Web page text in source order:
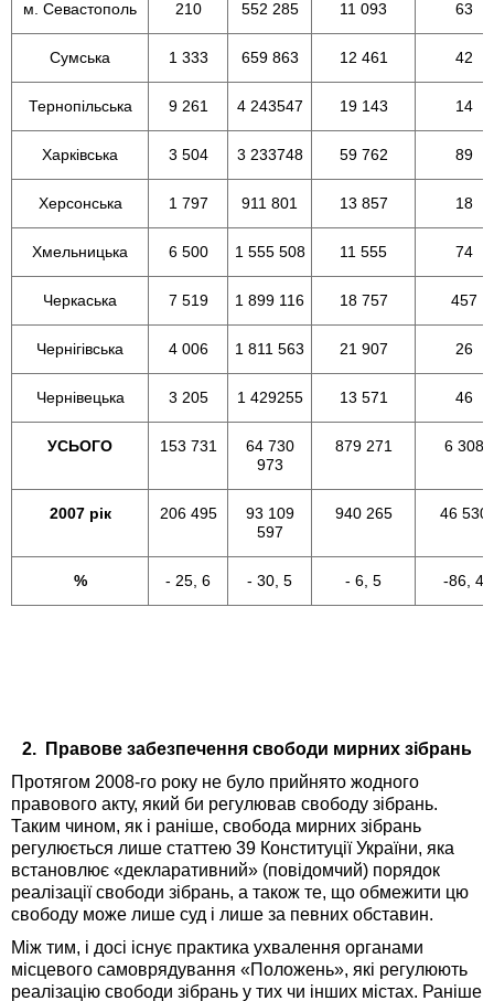
м. Севастополь 210 552 285 11 093 63
Сумська 1 333 659 863 12 461 42
Тернопільська 9 261 4 243547 19 143 14
Харківська 3 504 3 233748 59 762 89
Херсонська 1 797 911 801 13 857 18
Хмельницька 6 500 1 555 508 11 555 74
Черкаська 7 519 1 899 116 18 757 457
Чернігівська 4 006 1 811 563 21 907 26
Чернівецька 3 205 1 429255 13 571 46
УСЬОГО 153 731
64 730
973
879 271 6 308
2007 рік 206 495
93 109
597
940 265 46 530
% - 25, 6 - 30, 5 - 6, 5 -86, 4
2. Правове забезпечення свободи мирних зібрань
Протягом 2008-го року не було прийнято жодного
правового акту, який би регулював свободу зібрань.
Таким чином, як і раніше, свобода мирних зібрань
регулюється лише статтею 39 Конституції України, яка
встановлює «декларативний» (повідомчий) порядок
реалізації свободи зібрань, а також те, що обмежити цю
свободу може лише суд і лише за певних обставин.
Між тим, і досі існує практика ухвалення органами
місцевого самоврядування «Положень», які регулюють
реалізацію свободи зібрань у тих чи інших містах. Раніше